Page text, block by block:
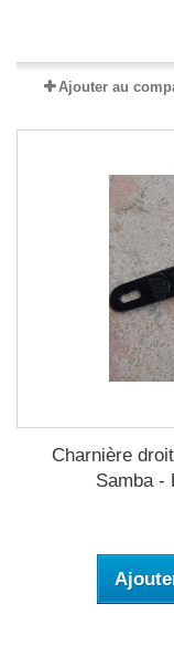
Ajouter au
Charnière
Samba -